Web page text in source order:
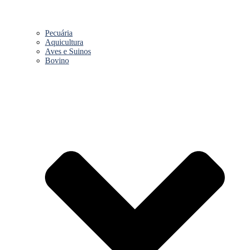
Pecuária
Aquicultura
Aves e Suinos
Bovino